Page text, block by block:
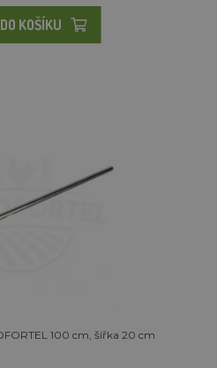
KOŠÍKU
100 cm, šířka 20 cm